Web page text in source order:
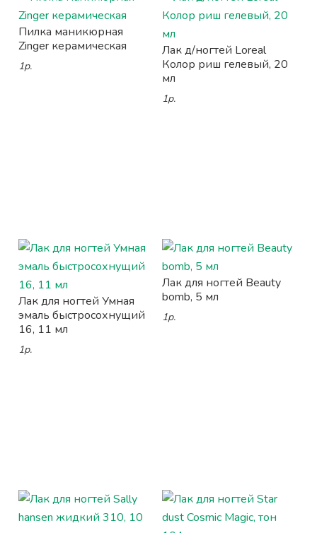
Пилка маникюрная
Zinger керамическая
1р.
Лак д/ногтей Loreal
Колор риш гелевый, 20
мл
1р.
Лак для ногтей Умная
эмаль быстросохнущий
16, 11 мл
1р.
Лак для ногтей Beauty
bomb, 5 мл
1р.